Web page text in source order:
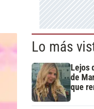
Lo más
Lejos
de
que